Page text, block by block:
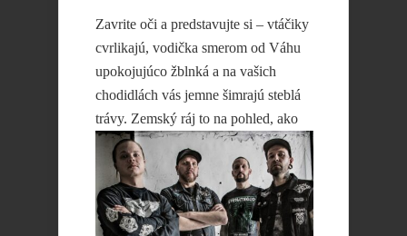
Zavrite oči a predstavujte si – vtáčiky
cvrlikajú, vodička smerom od Váhu
upokojujúco žblnká a na vašich
chodidlách vás jemne šimrajú steblá
trávy. Zemský ráj to na pohled, ako